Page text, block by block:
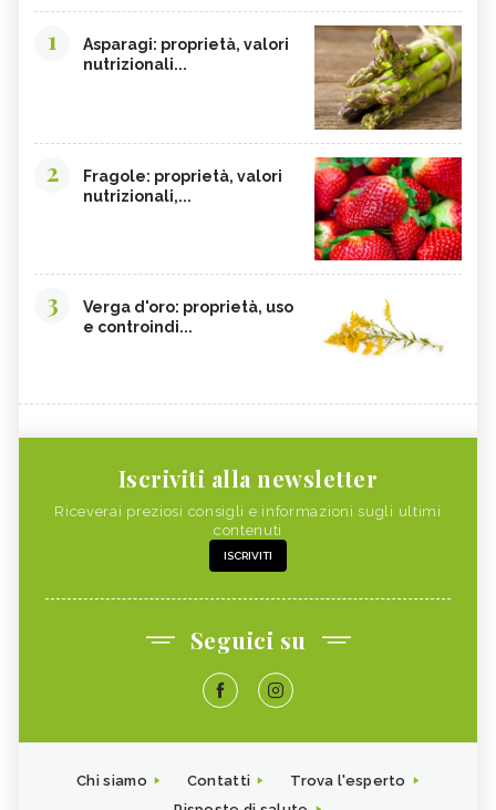
1
Asparagi: proprietà, valori
nutrizionali...
2
Fragole: proprietà, valori
nutrizionali,...
3
Verga d'oro: proprietà, uso
e controindi...
Iscriviti alla newsletter
Riceverai preziosi consigli e informazioni sugli ultimi
contenuti
ISCRIVITI
Seguici su
Chi siamo Contatti
Trova l'esperto